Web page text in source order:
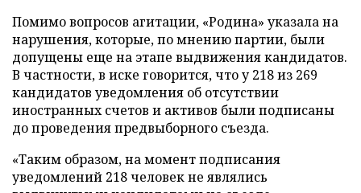
Помимо вопросов агитации, «Родина» указала на
нарушения, которые, по мнению партии, были
допущены еще на этапе выдвижения кандидатов.
В частности, в иске говорится, что у 218 из 269
кандидатов уведомления об отсутствии
иностранных счетов и активов были подписаны
до проведения предвыборного съезда.
«Таким образом, на момент подписания
уведомлений 218 человек не являлись